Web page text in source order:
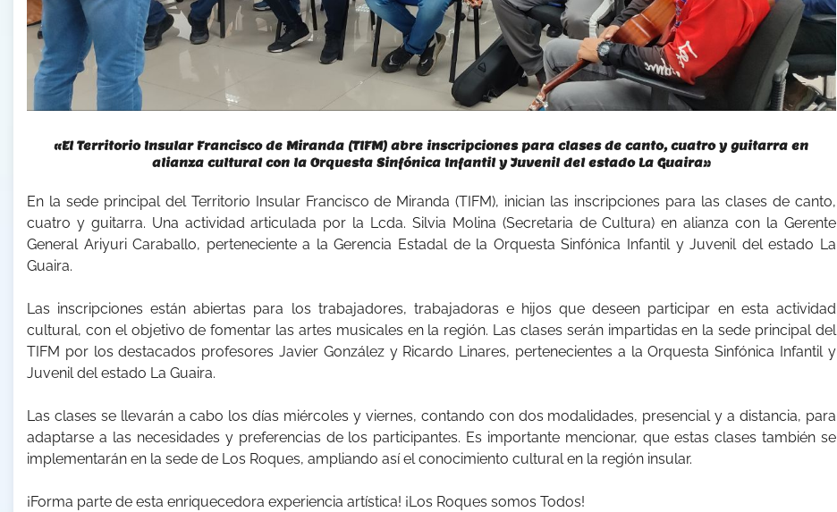
«El Territorio Insular Francisco de Miranda (TIFM) abre inscripciones para clases de canto, cuatro y guitarra en
alianza cultural con la Orquesta Sinfónica Infantil y Juvenil del estado La Guaira»
En la sede principal del Territorio Insular Francisco de Miranda (TIFM), inician las inscripciones para las clases de canto,
cuatro y guitarra. Una actividad articulada por la Lcda. Silvia Molina (Secretaria de Cultura) en alianza con la Gerente
General Ariyuri Caraballo, perteneciente a la Gerencia Estadal de la Orquesta Sinfónica Infantil y Juvenil del estado La
Guaira.
Las inscripciones están abiertas para los trabajadores, trabajadoras e hijos que deseen participar en esta actividad
cultural, con el objetivo de fomentar las artes musicales en la región. Las clases serán impartidas en la sede principal del
TIFM por los destacados profesores Javier González y Ricardo Linares, pertenecientes a la Orquesta Sinfónica Infantil y
Juvenil del estado La Guaira.
Las clases se llevarán a cabo los días miércoles y viernes, contando con dos modalidades, presencial y a distancia, para
adaptarse a las necesidades y preferencias de los participantes. Es importante mencionar, que estas clases también se
implementarán en la sede de Los Roques, ampliando así el conocimiento cultural en la región insular.
¡Forma parte de esta enriquecedora experiencia artística! ¡Los Roques somos Todos!